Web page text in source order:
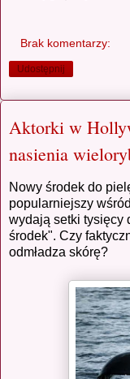
Brak komentarzy:
Udostępnij
Aktorki w
nasienia
Nowy środek do
popularniejszy
wydają setki tysięcy
środek". Czy
odmładza skórę?